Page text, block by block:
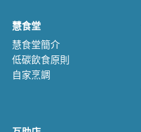
慧食堂
慧食堂簡介
低碳飲食原則
自家烹調